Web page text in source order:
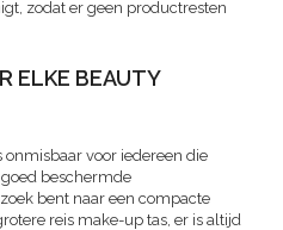
zodat er geen productresten
ELKE BEAUTY
onmisbaar voor iedereen die
beschermde
bent naar een compacte
reis make-up tas, er is altijd